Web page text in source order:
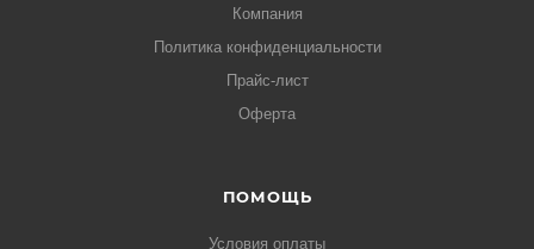
Компания
Политика конфиденциальности
Прайс-лист
Оферта
ПОМОЩЬ
Условия оплаты